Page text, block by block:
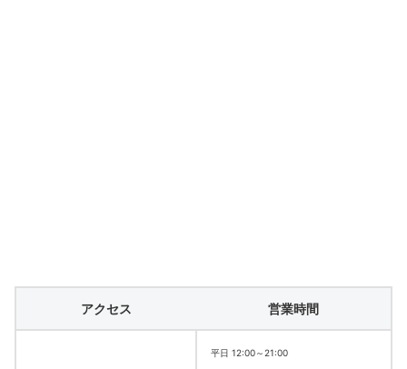
アクセス 営業時間
平日 12:00～21:00